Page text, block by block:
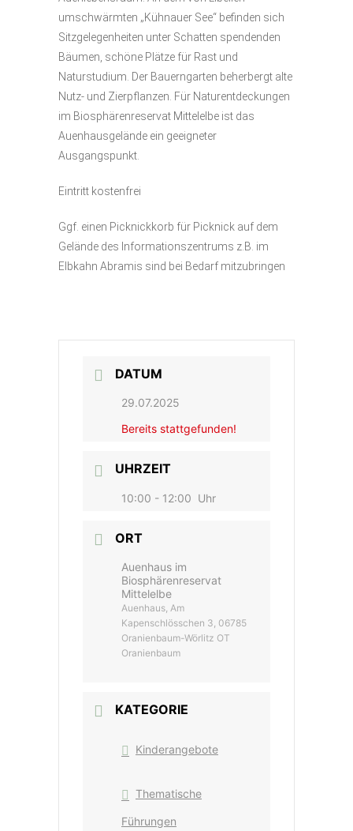
umschwärmten „Kühnauer See“ befinden sich
Sitzgelegenheiten unter Schatten spendenden
Bäumen, schöne Plätze für Rast und
Naturstudium. Der Bauerngarten beherbergt alte
Nutz- und Zierpflanzen. Für Naturentdeckungen
im Biosphärenreservat Mittelelbe ist das
Auenhausgelände ein geeigneter
Ausgangspunkt.
Eintritt kostenfrei
Ggf. einen Picknickkorb für Picknick auf dem
Gelände des Informationszentrums z.B. im
Elbkahn Abramis sind bei Bedarf mitzubringen
DATUM
29.07.2025
Bereits stattgefunden!
UHRZEIT
10:00 - 12:00 Uhr
ORT
Auenhaus im
Biosphärenreservat
Mittelelbe
Auenhaus, Am
Kapenschlösschen 3, 06785
Oranienbaum-Wörlitz OT
Oranienbaum
KATEGORIE
Kinderangebote
Thematische
Führungen